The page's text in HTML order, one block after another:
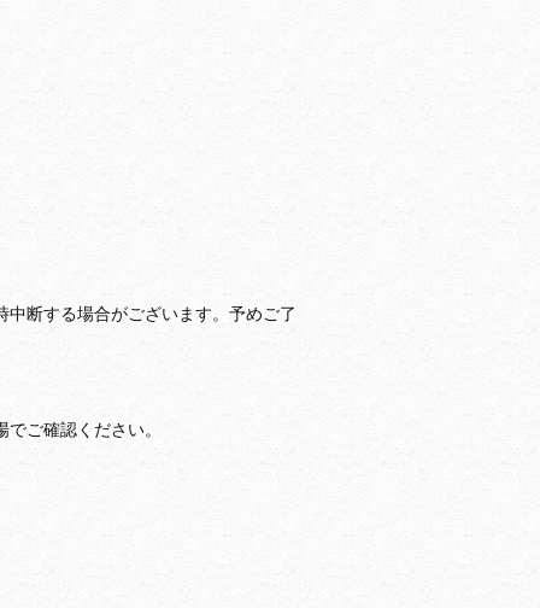
断する場合がございます。予めご了
ご確認ください。